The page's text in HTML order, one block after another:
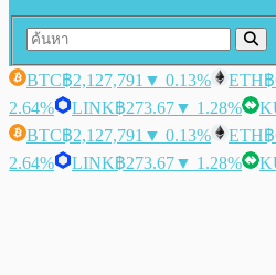
BTC฿2,127,791 ▼ 0.13% ETH
2.64%
LINK฿273.67▼ 1.28%
BTC฿2,127,791 ▼ 0.13% ETH
2.64%
LINK฿273.67▼ 1.28%